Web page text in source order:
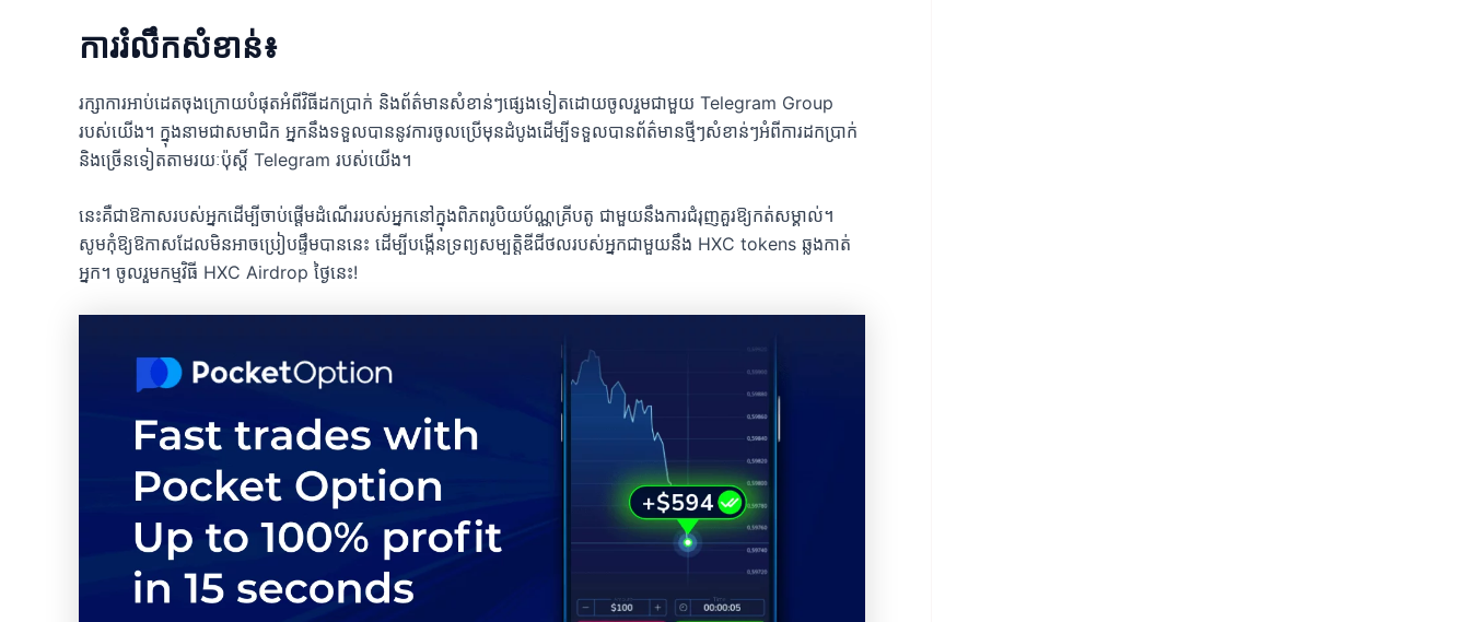
ការរំលឹកសំខាន់៖
រក្សាការអាប់ដេតចុងក្រោយបំផុតអំពីវិធីដកប្រាក់ និងព័ត៌មានសំខាន់ៗផ្សេងទៀតដោយចូលរួមជាមួយ Telegram Group
របស់យើង។ ក្នុងនាមជាសមាជិក អ្នកនឹងទទួលបាននូវការចូលប្រើមុនដំបូងដើម្បីទទួលបានព័ត៌មានថ្មីៗសំខាន់ៗអំពីការដកប្រាក់
និងច្រើនទៀតតាមរយៈប៉ុស្តិ៍ Telegram របស់យើង។
នេះគឺជាឱកាសរបស់អ្នកដើម្បីចាប់ផ្តើមដំណើររបស់អ្នកនៅក្នុងពិភពរូបិយប័ណ្ណគ្រីបតូ ជាមួយនឹងការជំរុញគួរឱ្យកត់សម្គាល់។
សូមកុំឱ្យឱកាសដែលមិនអាចប្រៀបផ្ទឹមបាននេះ ដើម្បីបង្កើនទ្រព្យសម្បត្តិឌីជីថលរបស់អ្នកជាមួយនឹង HXC tokens ឆ្លងកាត់
អ្នក។ ចូលរួមកម្មវិធី HXC Airdrop ថ្ងៃនេះ!